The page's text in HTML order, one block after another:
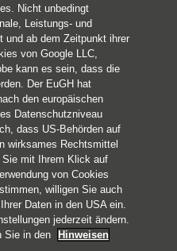
Nicht unbedingt
Leistungs- und
und ab dem Zeitpunkt ihrer
von Google LLC,
kann es sein, dass die
Der EuGH hat
den europäischen
Datenschutzniveau
dass US-Behörden auf
wirksames Rechtsmittel
Sie mit Ihrem Klick auf
von Cookies
willigen Sie auch
Daten in den USA ein.
jederzeit ändern.
Sie in den
Hinweisen